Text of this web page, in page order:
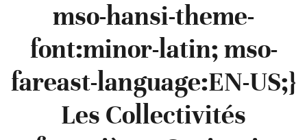
mso-hansi-theme-
font:minor-latin; mso-
fareast-language:EN-US;}
Les Collectivités